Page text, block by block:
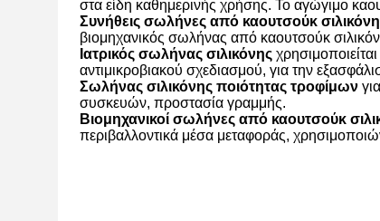
στα είδη καθημερινής χρήσης. Το αγώγιμο
Συνήθεις σωλήνες από καουτσούκ
βιομηχανικός σωλήνας από καουτσούκ
Ιατρικός σωλήνας σιλικόνης
αντιμικροβιακού σχεδιασμού, για την
Σωλήνας σιλικόνης ποιότητας τροφίμων
συσκευών, προστασία γραμμής.
Βιομηχανικοί σωλήνες από καουτσούκ
περιβαλλοντικά μέσα μεταφοράς,